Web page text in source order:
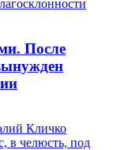
После